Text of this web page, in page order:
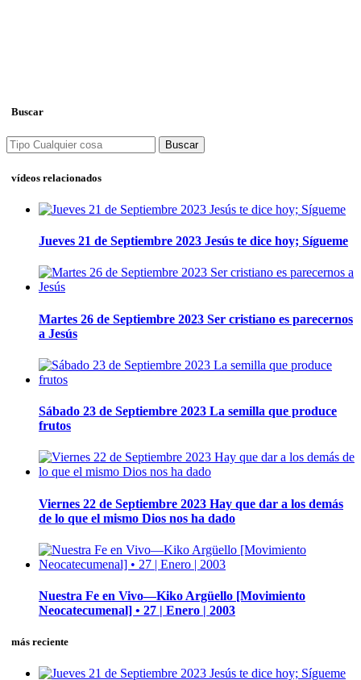
Buscar
Buscar
vídeos relacionados
Jueves 21 de Septiembre 2023 Jesús te dice hoy; Sígueme
Martes 26 de Septiembre 2023 Ser cristiano es parecernos
a Jesús
Sábado 23 de Septiembre 2023 La semilla que produce
frutos
Viernes 22 de Septiembre 2023 Hay que dar a los demás
de lo que el mismo Dios nos ha dado
Nuestra Fe en Vivo—Kiko Argüello [Movimiento
Neocatecumenal] • 27 | Enero | 2003
más reciente